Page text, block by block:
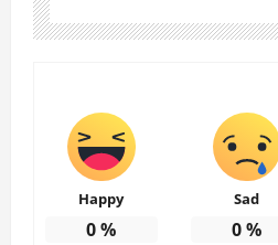
Happy
0%
Sad
0%